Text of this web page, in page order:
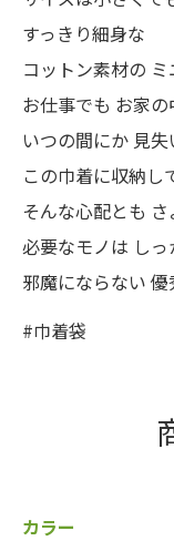
すっきり細身な
コットン素材の
お仕事でも お家の
いつの間にか 見
この巾着に収納し
そんな心配とも さ
必要なモノは し
邪魔にならない
#巾着袋
カラー